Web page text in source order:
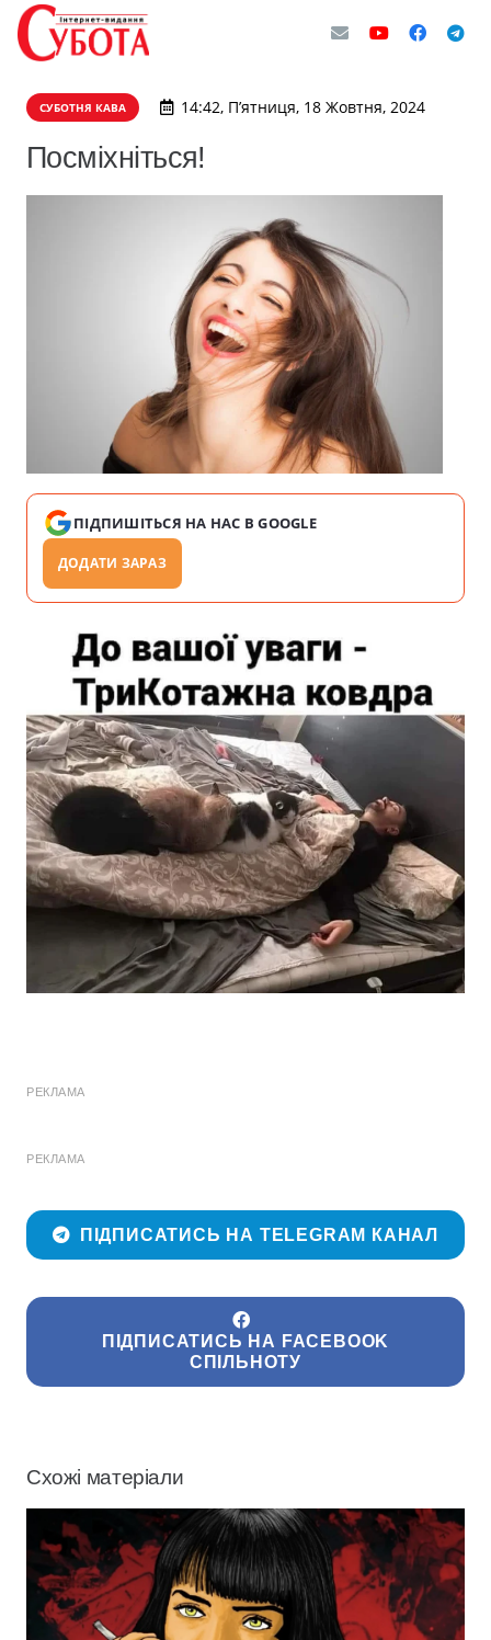
СУБОТНЯ КАВА 14:42, П’ятниця, 18 Жовтня, 2024
Посміхніться!
ПІДПИШІТЬСЯ НА НАС В GOOGLE
ДОДАТИ ЗАРАЗ
РЕКЛАМА
РЕКЛАМА
ПІДПИСАТИСЬ НА TELEGRAM КАНАЛ
ПІДПИСАТИСЬ НА FACEBOOK
СПІЛЬНОТУ
Схожі матеріали